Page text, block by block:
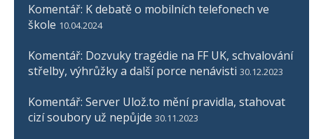
Komentář: K debatě o mobilních telefonech ve
škole 10.04.2024
Komentář: Dozvuky tragédie na FF UK, schvalování
střelby, výhrůžky a další porce nenávisti 30.12.2023
Komentář: Server Ulož.to mění pravidla, stahovat
cizí soubory už nepůjde 30.11.2023